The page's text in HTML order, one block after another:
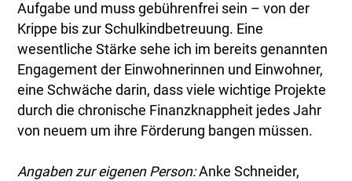
Aufgabe und muss gebührenfrei sein – von der
Krippe bis zur Schulkindbetreuung. Eine
wesentliche Stärke sehe ich im bereits genannten
Engagement der Einwohnerinnen und Einwohner,
eine Schwäche darin, dass viele wichtige Projekte
durch die chronische Finanzknappheit jedes Jahr
von neuem um ihre Förderung bangen müssen.
Angaben zur eigenen Person:Anke Schneider,